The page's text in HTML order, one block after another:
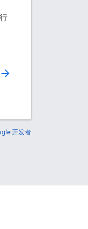
arrow_forward
开发者